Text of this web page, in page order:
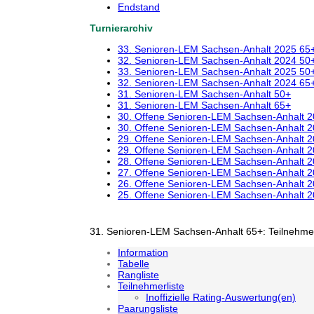
Endstand
Turnierarchiv
33. Senioren-LEM Sachsen-Anhalt 2025
32. Senioren-LEM Sachsen-Anhalt 2024
33. Senioren-LEM Sachsen-Anhalt 2025
32. Senioren-LEM Sachsen-Anhalt 2024
31. Senioren-LEM Sachsen-Anhalt 50+
31. Senioren-LEM Sachsen-Anhalt 65+
30. Offene Senioren-LEM Sachsen-Anhalt
30. Offene Senioren-LEM Sachsen-Anhalt
29. Offene Senioren-LEM Sachsen-Anhalt
29. Offene Senioren-LEM Sachsen-Anhalt
28. Offene Senioren-LEM Sachsen-Anhalt
27. Offene Senioren-LEM Sachsen-Anhalt
26. Offene Senioren-LEM Sachsen-Anhalt
25. Offene Senioren-LEM Sachsen-Anhalt
31. Senioren-LEM Sachsen-Anhalt 65+:
Information
Tabelle
Rangliste
Teilnehmerliste
Inoffizielle Rating-Auswertung(en)
Paarungsliste